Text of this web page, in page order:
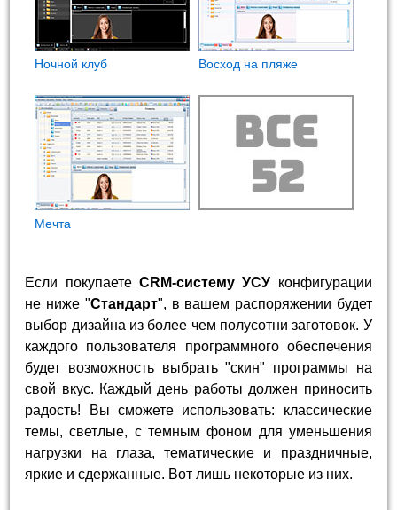
Ночной клуб Восход на пляже
Мечта
Если покупаете CRM-систему УСУ конфигурации
не ниже "Стандарт", в вашем распоряжении будет
выбор дизайна из более чем полусотни заготовок. У
каждого пользователя программного обеспечения
будет возможность выбрать "скин" программы на
свой вкус. Каждый день работы должен приносить
радость! Вы сможете использовать: классические
темы, светлые, с темным фоном для уменьшения
нагрузки на глаза, тематические и праздничные,
яркие и сдержанные. Вот лишь некоторые из них.